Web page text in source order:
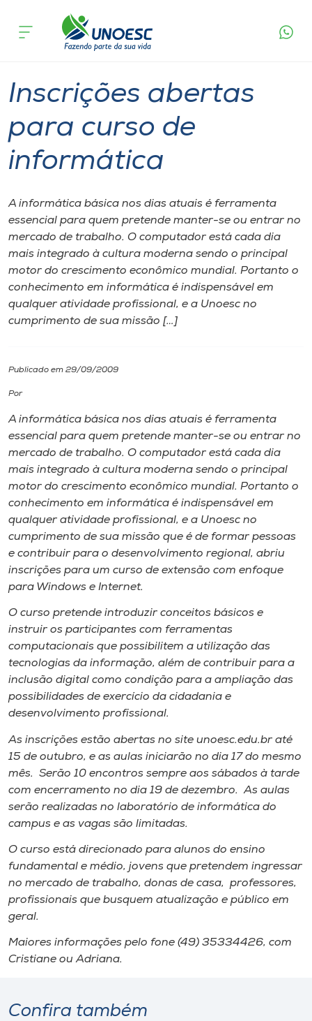
Cursos
Atendimento ao Estudante
Portal de Ensino
A
Internacionalização
Cultura
CPA
Biblioteca
Editora
Rádio
Museu
Unoesc
Store
Selecione
o idioma
A-
acontece
Inscrições abertas
para curso de
informática
A informática básica nos dias atuais é ferramenta
essencial para quem pretende manter-se ou entrar no
mercado de trabalho. O computador está cada dia
mais integrado à cultura moderna sendo o principal
motor do crescimento econômico mundial. Portanto o
conhecimento em informática é indispensável em
qualquer atividade profissional, e a Unoesc no
cumprimento de sua missão […]
Publicado em 29/09/2009
Por
A informática básica nos dias atuais é ferramenta
essencial para quem pretende manter-se ou entrar no
mercado de trabalho. O computador está cada dia
mais integrado à cultura moderna sendo o principal
motor do crescimento econômico mundial. Portanto o
conhecimento em informática é indispensável em
qualquer atividade profissional, e a Unoesc no
cumprimento de sua missão que é de formar pessoas
e contribuir para o desenvolvimento regional, abriu
inscrições para um curso de extensão com enfoque
para Windows e Internet.
O curso pretende introduzir conceitos básicos e
instruir os participantes com ferramentas
computacionais que possibilitem a utilização das
tecnologias da informação, além de contribuir para a
inclusão digital como condição para a ampliação das
possibilidades de exercício da cidadania e
desenvolvimento profissional.
As inscrições estão abertas no site unoesc.edu.br até
15 de outubro, e as aulas iniciarão no dia 17 do mesmo
mês. Serão 10 encontros sempre aos sábados à tarde
com encerramento no dia 19 de dezembro. As aulas
serão realizadas no laboratório de informática do
campus e as vagas são limitadas.
O curso está direcionado para alunos do ensino
fundamental e médio, jovens que pretendem ingressar
no mercado de trabalho, donas de casa, professores,
profissionais que busquem atualização e público em
geral.
Maiores informações pelo fone (49) 35334426, com
Cristiane ou Adriana.
Confira também